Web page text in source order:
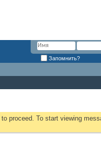
Запомнить?
proceed. To start viewing